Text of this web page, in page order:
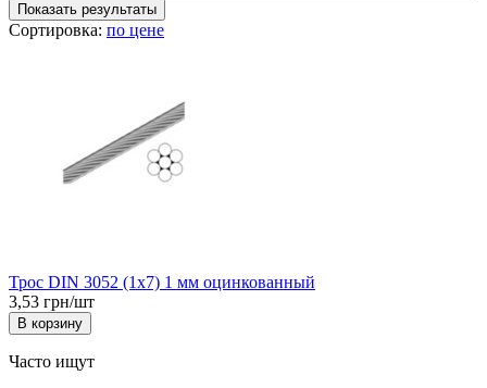
Показать результаты
Сортировка: по цене
Трос DIN 3052 (1x7) 1 мм оцинкованный
3,53 грн/шт
В корзину
Часто ищут